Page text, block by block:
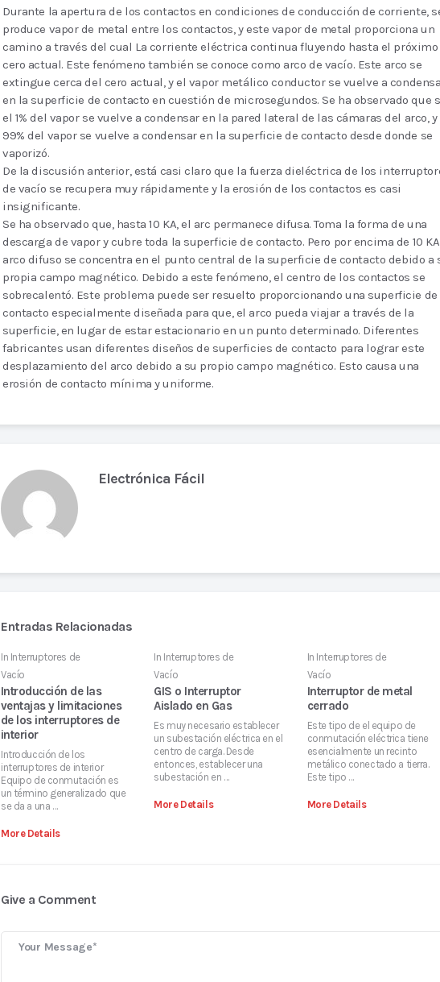
Durante la apertura de los contactos en condiciones de conducción de corriente,
produce vapor de metal entre los contactos, y este vapor de metal proporciona un
camino a través del cual La corriente eléctrica continua fluyendo hasta el próximo
cero actual. Este fenómeno también se conoce como arco de vacío. Este arco se
extingue cerca del cero actual, y el vapor metálico conductor se vuelve a
en la superficie de contacto en cuestión de microsegundos. Se ha observado que
el 1% del vapor se vuelve a condensar en la pared lateral de las cámaras del arco, y
99% del vapor se vuelve a condensar en la superficie de contacto desde donde se
vaporizó.
De la discusión anterior, está casi claro que la fuerza dieléctrica de los
de vacío se recupera muy rápidamente y la erosión de los contactos es casi
insignificante.
Se ha observado que, hasta 10 KA, el arc permanece difusa. Toma la forma de una
descarga de vapor y cubre toda la superficie de contacto. Pero por encima de 10
arco difuso se concentra en el punto central de la superficie de contacto debido a
propia campo magnético. Debido a este fenómeno, el centro de los contactos se
sobrecalentó. Este problema puede ser resuelto proporcionando una superficie de
contacto especialmente diseñada para que, el arco pueda viajar a través de la
superficie, en lugar de estar estacionario en un punto determinado. Diferentes
fabricantes usan diferentes diseños de superficies de contacto para lograr este
desplazamiento del arco debido a su propio campo magnético. Esto causa una
erosión de contacto mínima y uniforme.
Electrónica Fácil
Entradas Relacionadas
In Interruptores de
Vacío
Introducción de las
ventajas y limitaciones
de los interruptores de
interior
Introducción de los
interruptores de interior
Equipo de conmutación es
un término generalizado que
se da a una …
More Details
In Interruptores de
Vacío
GIS o Interruptor
Aislado en Gas
Es muy necesario establecer
un subestación eléctrica en el
centro de carga. Desde
entonces, establecer una
subestación en …
More Details
In Interruptores de
Vacío
Interruptor de metal
cerrado
Este tipo de el equipo de
conmutación eléctrica tiene
esencialmente un recinto
metálico conectado a tierra.
Este tipo …
More Details
Give a Comment